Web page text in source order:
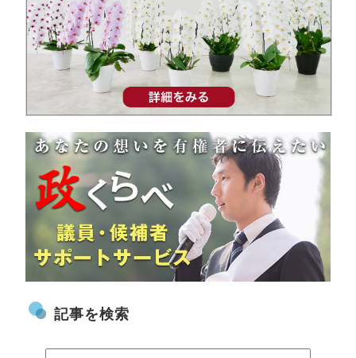
記事を検索